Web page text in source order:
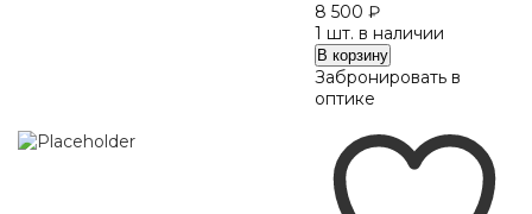
8 500 ₽
1 шт. в наличии
Количество
PEPE
JEANS
В корзину
Забронировать в
оптике